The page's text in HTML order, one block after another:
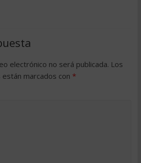
electrónico no será publicada. Los
marcados con *